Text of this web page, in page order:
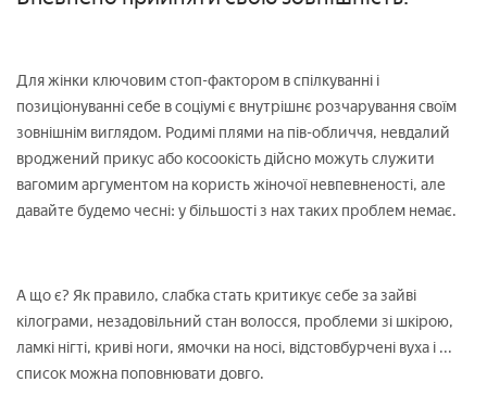
Для жінки ключовим стоп-фактором в спілкуванні і
позиціонуванні себе в соціумі є внутрішнє розчарування своїм
зовнішнім виглядом. Родимі плями на пів-обличчя, невдалий
вроджений прикус або косоокість дійсно можуть служити
вагомим аргументом на користь жіночої невпевненості, але
давайте будемо чесні: у більшості з нах таких проблем немає.
А що є? Як правило, слабка стать критикує себе за зайві
кілограми, незадовільний стан волосся, проблеми зі шкірою,
ламкі нігті, криві ноги, ямочки на носі, відстовбурчені вуха і ...
список можна поповнювати довго.